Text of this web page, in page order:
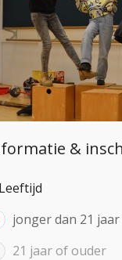
&
jonger dan 21 jaar
21 jaar of ouder